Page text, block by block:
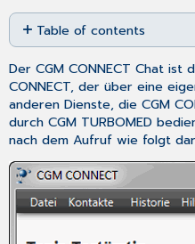
Save
as
PDF
Table of contents
Bereich
Statusbereich
Die
Reiter
Reiter
Kontakte
Reiter
Dienste
Der CGM CONNECT Chat ist
CONNECT, der über eine
anderen Dienste, die CGM
durch CGM TURBOMED
nach dem Aufruf wie folgt